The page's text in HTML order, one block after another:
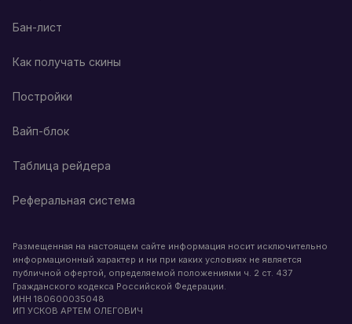
Бан-лист
Как получать скины
Постройки
Вайп-блок
Таблица рейдера
Реферальная система
Размещенная на настоящем сайте информация носит исключительно
информационный характер и ни при каких условиях не является
публичной офертой, определяемой положениями ч. 2 ст. 437
Гражданского кодекса Российской Федерации.
ИНН 180600035048
ИП УСКОВ АРТЕМ ОЛЕГОВИЧ